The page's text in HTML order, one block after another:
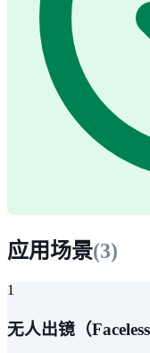
应用场景(3)
1
无人出镜（